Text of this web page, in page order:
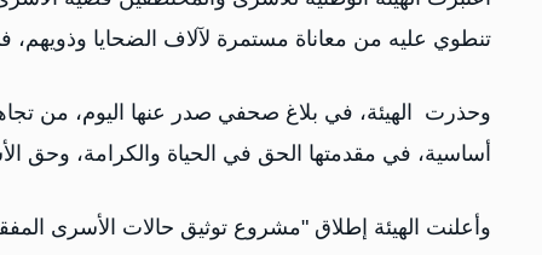
تنطوي عليه من معاناة مستمرة لآلاف الضحايا
وحذرت الهيئة، في بلاغ صحفي صدر عنها اليوم، من
أساسية، في مقدمتها الحق في الحياة والكرامة، وحق
وأعلنت الهيئة إطلاق "مشروع توثيق حالات الأسرى